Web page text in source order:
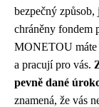
bezpečný způsob,
chráněny fondem
MONETOU máte
a pracují pro vás.
pevně dané
znamená, že vás